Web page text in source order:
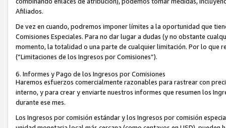
Afiliados.
De vez en cuando, podremos imponer límites a la oportunidad que
Comisiones Especiales. Para no dar lugar a dudas (y no obstante
momento, la totalidad o una parte de cualquier limitación. Por lo que
(“Limitaciones de los Ingresos por Comisiones”).
6. Informes y Pago de los Ingresos por Comisiones
Haremos esfuerzos comercialmente razonables para rastrear con
interno, y para crear y enviarte nuestros informes que resumen los
durante ese mes.
Los Ingresos por comisión estándar y los Ingresos por comisión